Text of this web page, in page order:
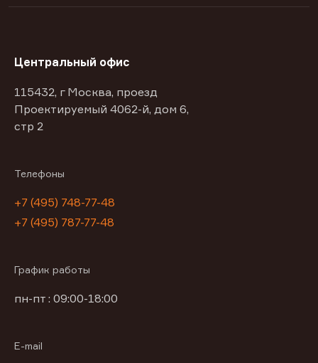
Центральный офис
115432, г Москва, проезд
Проектируемый 4062-й, дом 6,
стр 2
Телефоны
+7 (495) 748-77-48
+7 (495) 787-77-48
График работы
пн-пт : 09:00-18:00
E-mail